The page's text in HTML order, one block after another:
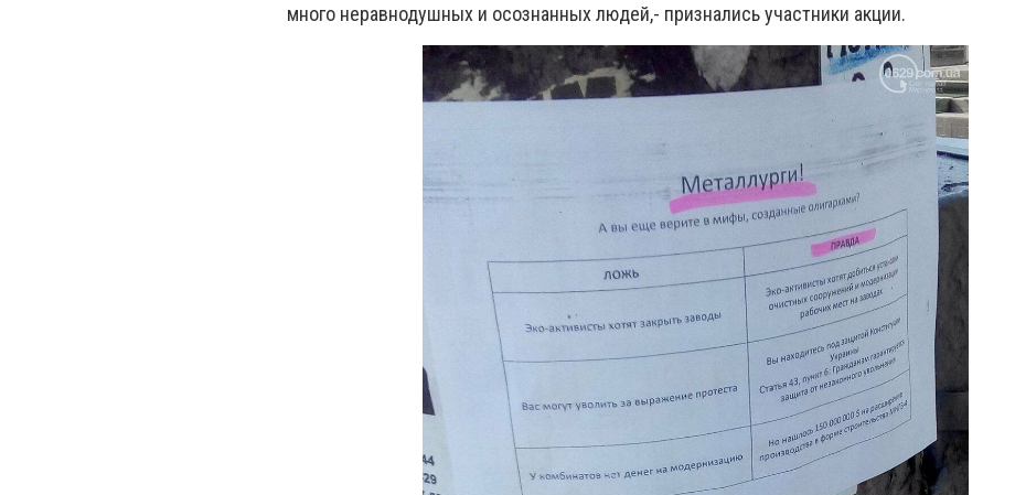
много неравнодушных и осознанных людей,- признались участники акции.